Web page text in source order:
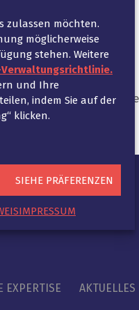
zulassen möchten.
möglicherweise
stehen. Weitere
und Ihre
indem Sie auf der
klicken.
SIEHE PRÄFERENZEN
IMPRESSUM
von
EXPERTISE AKTUELLES